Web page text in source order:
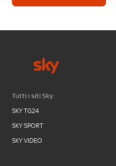
Tutti i siti Sky:
SKY TG24
SKY SPORT
SKY VIDEO